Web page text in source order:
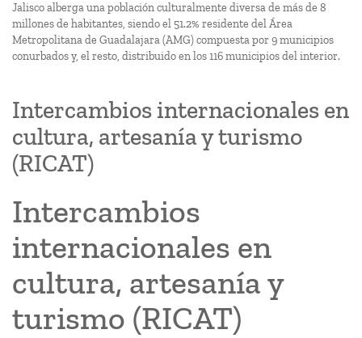
Jalisco alberga una población culturalmente diversa de más de 8
millones de habitantes, siendo el 51.2% residente del Área
Metropolitana de Guadalajara (AMG) compuesta por 9 municipios
conurbados y, el resto, distribuido en los 116 municipios del interior.
Intercambios internacionales en
cultura, artesanía y turismo
(RICAT)
Intercambios
internacionales en
cultura, artesanía y
turismo (RICAT)